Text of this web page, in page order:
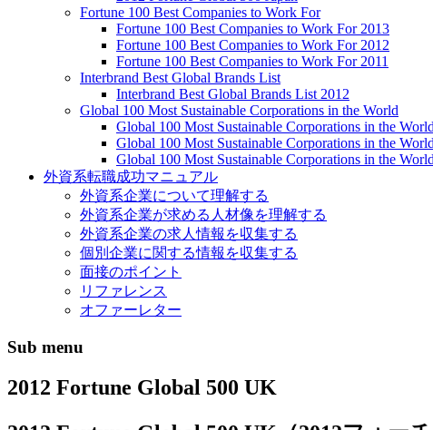
Fortune 100 Best Companies to Work For
Fortune 100 Best Companies to Work For 2013
Fortune 100 Best Companies to Work For 2012
Fortune 100 Best Companies to Work For 2011
Interbrand Best Global Brands List
Interbrand Best Global Brands List 2012
Global 100 Most Sustainable Corporations in the World
Global 100 Most Sustainable Corporations in the
Global 100 Most Sustainable Corporations in the
Global 100 Most Sustainable Corporations in the
外資系転職成功マニュアル
外資系企業について理解する
外資系企業が求める人材像を理解する
外資系企業の求人情報を収集する
個別企業に関する情報を収集する
面接のポイント
リファレンス
オファーレター
Sub menu
2012 Fortune Global 500 UK